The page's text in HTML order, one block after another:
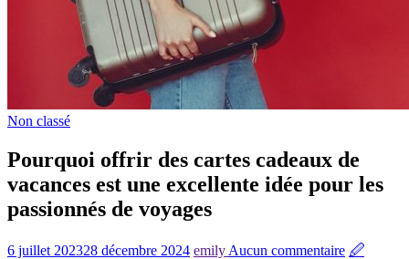
Non classé
Pourquoi offrir des cartes cadeaux de
vacances est une excellente idée pour les
passionnés de voyages
6 juillet 202328 décembre 2024 emily Aucun commentaire 🖉